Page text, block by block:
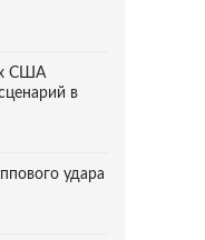
США
в
удара